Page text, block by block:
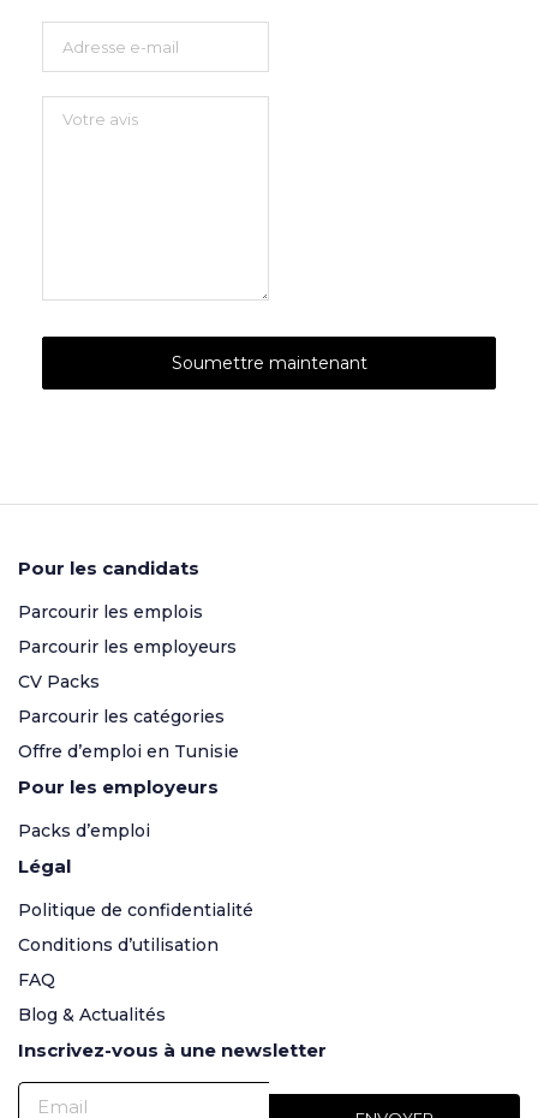
Pour les candidats
Parcourir les emplois
Parcourir les employeurs
CV Packs
Parcourir les catégories
Offre d’emploi en Tunisie
Pour les employeurs
Packs d’emploi
Légal
Politique de confidentialité
Conditions d’utilisation
FAQ
Blog & Actualités
Inscrivez-vous à une newsletter